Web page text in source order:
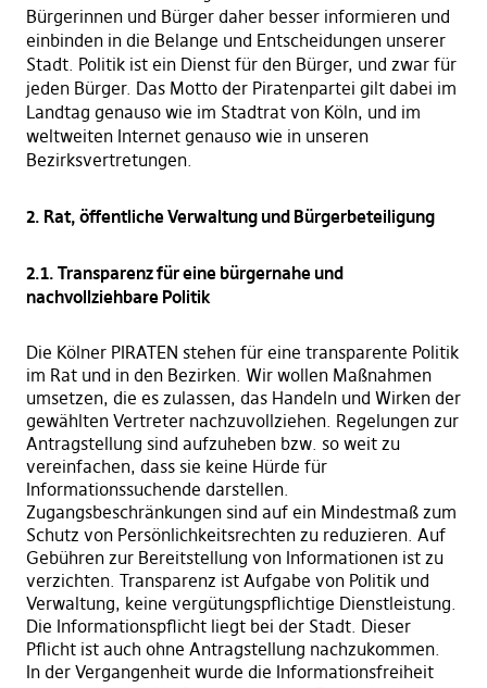
Bürgerinnen und Bürger daher besser informieren und
einbinden in die Belange und Entscheidungen unserer
Stadt. Politik ist ein Dienst für den Bürger, und zwar für
jeden Bürger. Das Motto der Piratenpartei gilt dabei im
Landtag genauso wie im Stadtrat von Köln, und im
weltweiten Internet genauso wie in unseren
Bezirksvertretungen.
2. Rat, öffentliche Verwaltung und Bürgerbeteiligung
2.1. Transparenz für eine bürgernahe und
nachvollziehbare Politik
Die Kölner PIRATEN stehen für eine transparente Politik
im Rat und in den Bezirken. Wir wollen Maßnahmen
umsetzen, die es zulassen, das Handeln und Wirken der
gewählten Vertreter nachzuvollziehen. Regelungen zur
Antragstellung sind aufzuheben bzw. so weit zu
vereinfachen, dass sie keine Hürde für
Informationssuchende darstellen.
Zugangsbeschränkungen sind auf ein Mindestmaß zum
Schutz von Persönlichkeitsrechten zu reduzieren. Auf
Gebühren zur Bereitstellung von Informationen ist zu
verzichten. Transparenz ist Aufgabe von Politik und
Verwaltung, keine vergütungspflichtige Dienstleistung.
Die Informationspflicht liegt bei der Stadt. Dieser
Pflicht ist auch ohne Antragstellung nachzukommen.
In der Vergangenheit wurde die Informationsfreiheit